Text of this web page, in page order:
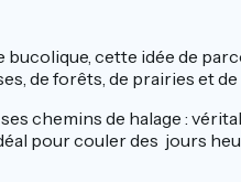
bucolique, cette idée de
de forêts, de prairies et de
chemins de halage :
pour couler des jours